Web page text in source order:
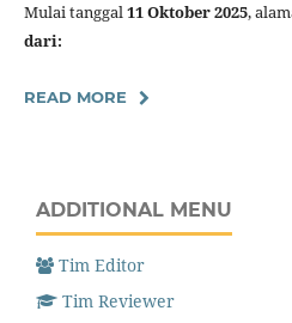
Mulai tanggal11 Oktober 2025,
dari:
READ MORE
ADDITIONAL MENU
Tim Editor
Tim Reviewer